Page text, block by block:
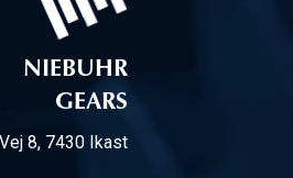
NIEBUHR
GEARS
8, 7430 Ikast